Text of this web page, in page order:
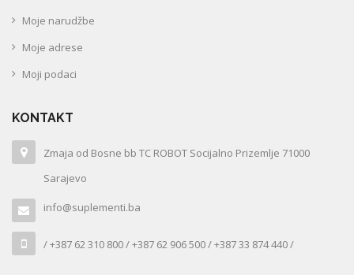
Moje narudžbe
Moje adrese
Moji podaci
KONTAKT
Zmaja od Bosne bb TC ROBOT Socijalno Prizemlje 71000
Sarajevo
info@suplementi.ba
/ +387 62 310 800 / +387 62 906 500 / +387 33 874 440 /